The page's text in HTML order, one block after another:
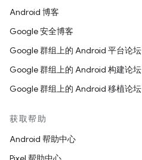
Android 博客
Google 安全博客
Google 群组上的 Android 平台论坛
Google 群组上的 Android 构建论坛
Google 群组上的 Android 移植论坛
获取帮助
Android 帮助中心